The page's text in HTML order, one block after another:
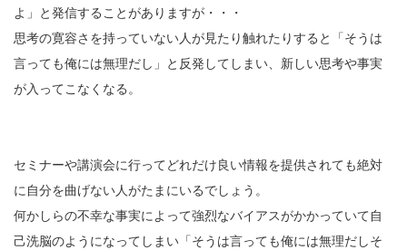
よ」と発信することがありますが・・・
思考の寛容さを持っていない人が見たり触れたりすると「そうは
言っても俺には無理だし」と反発してしまい、新しい思考や事実
が入ってこなくなる。
セミナーや講演会に行ってどれだけ良い情報を提供されても絶対
に自分を曲げない人がたまにいるでしょう。
何かしらの不幸な事実によって強烈なバイアスがかかっていて自
己洗脳のようになってしまい「そうは言っても俺には無理だしそ